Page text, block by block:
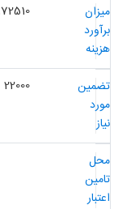
22000